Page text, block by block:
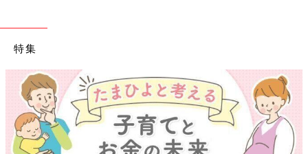
特集
【ワクチン接種できるもの